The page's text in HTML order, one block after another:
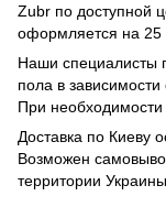
Zubr по доступной
оформляется на 25
Наши специалисты
пола в
При необходимости
Доставка по Киеву
Возможен
территории